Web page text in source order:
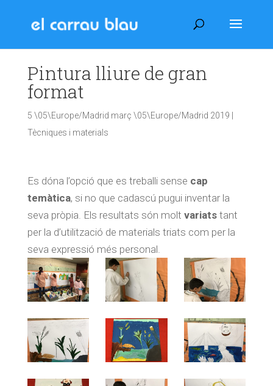
Pintura lliure de gran
format
5 \05\Europe/Madrid març \05\Europe/Madrid 2019
Tècniques i materials
Es dóna l’opció que es treballi sense cap
temàtica, si no que cadascú pugui inventar la
seva pròpia. Els resultats són molt variatstant
per la d’utilització de materials triats com per la
seva expressió més personal.